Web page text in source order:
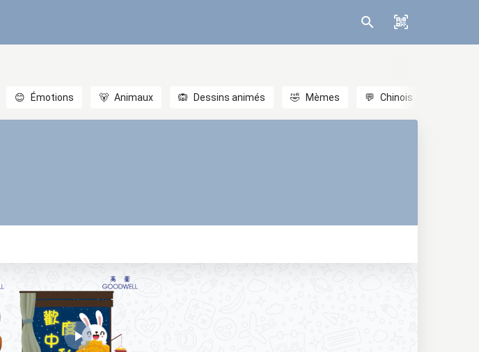
😊 Émotions 🐻 Animaux 🙉 Dessins animés 🤣 Mèmes 💬 Chinois